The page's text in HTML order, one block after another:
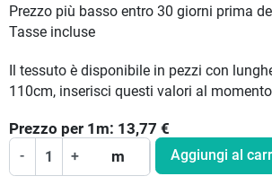
Prezzo più basso entro 30 giorni prima
Tasse incluse
Il tessuto è disponibile in pezzi con
110cm, inserisci questi valori al
Prezzo per 1 m: 13,77 €
- + m Aggiungi al